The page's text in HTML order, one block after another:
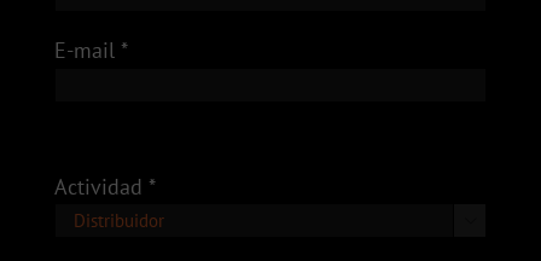
E-mail *
Actividad *